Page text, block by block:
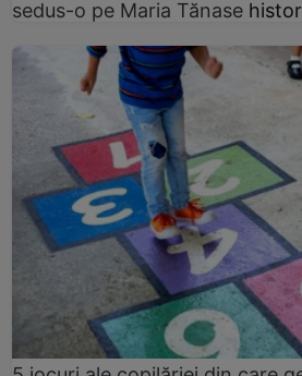
sedus-o pe Maria Tănase